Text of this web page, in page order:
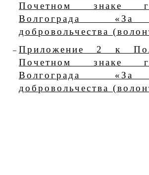
Почетном знаке
Волгограда «За
добровольчества
Приложение 2 к
Почетном знаке
Волгограда «За
добровольчества